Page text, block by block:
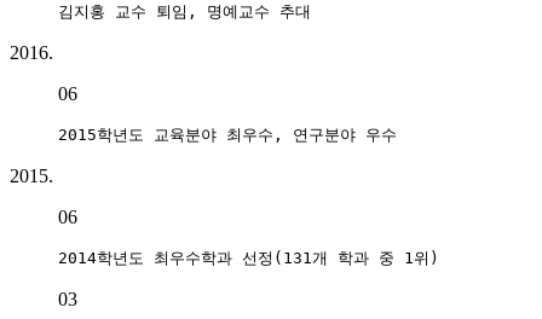
김지홍 교수 퇴임, 명예교수 추대
2016.
06
2015학년도 교육분야 최우수, 연구분야 우수
2015.
06
2014학년도 최우수학과 선정(131개 학과 중 1위)
03